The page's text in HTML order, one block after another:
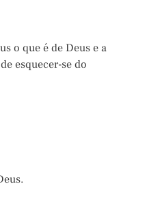
o que é de Deus e a
esquecer-se do